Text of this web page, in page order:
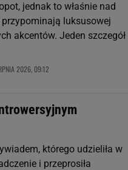
jednak to właśnie nad
luksusowej
akcentów. Jeden szczegół
2026, 09:12
którego udzieliła w
i przeprosiła